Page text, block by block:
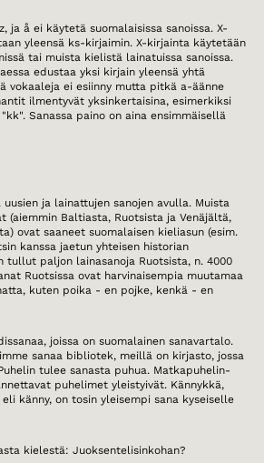
ja å ei käytetä suomalaisissa sanoissa. X-
yleensä ks-kirjaimin. X-kirjainta käytetään
tai muista kielistä lainatuissa sanoissa.
edustaa yksi kirjain yleensä yhtä
vokaaleja ei esiinny mutta pitkä a-äänne
ilmentyvät yksinkertaisina, esimerkiksi
Sanassa paino on aina ensimmäisellä
uusien ja lainattujen sanojen avulla. Muista
(aiemmin Baltiasta, Ruotsista ja Venäjältä,
ovat saaneet suomalaisen kieliasun (esim.
kanssa jaetun yhteisen historian
tullut paljon lainasanoja Ruotsista, n. 4000
Ruotsissa ovat harvinaisempia muutamaa
kuten poika - en pojke, kenkä - en
joissa on suomalainen sanavartalo.
sanaa bibliotek, meillä on kirjasto, jossa
tulee sanasta puhua. Matkapuhelin-
puhelimet yleistyivät. Kännykkä,
känny, on tosin yleisempi sana kyseiselle
kielestä: Juoksentelisinkohan?